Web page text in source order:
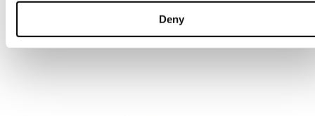
Deny